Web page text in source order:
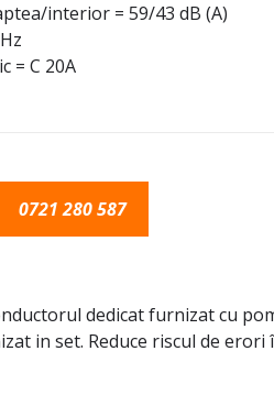
interior = 59/43 dB (A)
= C 20A
0721 280 587
dedicat furnizat cu
in set. Reduce riscul de erori